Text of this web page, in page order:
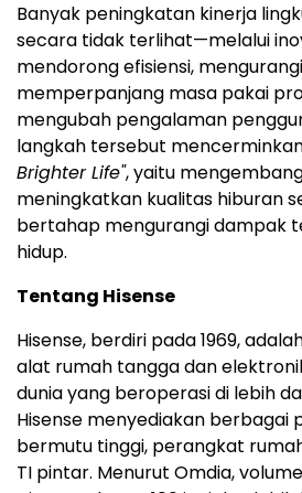
Banyak peningkatan kinerja
secara tidak terlihat—melalui
mendorong efisiensi,
memperpanjang masa pakai
mengubah pengalaman
langkah tersebut
Brighter Life", yaitu
meningkatkan kualitas hiburan
bertahap mengurangi dampak
hidup.
Tentang Hisense
Hisense, berdiri pada 1969,
alat rumah tangga dan
dunia yang beroperasi di lebih
Hisense menyediakan berbagai
bermutu tinggi, perangkat
TI pintar. Menurut Omdia,